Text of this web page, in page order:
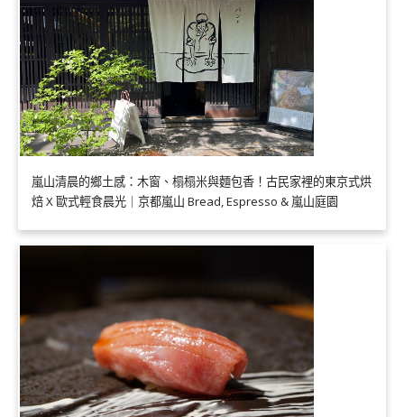
嵐山清晨的鄉土感：木窗、榻榻米與麵包香！古民家裡的東京式烘
焙 X 歐式輕食晨光｜京都嵐山 Bread, Espresso & 嵐山庭園